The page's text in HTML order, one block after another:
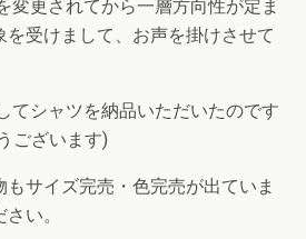
変更されてから一層方向性が定ま
を受けまして、お声を掛けさせて
てシャツを納品いただいたのです
ございます)
サイズ完売・色完売が出ていま
い。